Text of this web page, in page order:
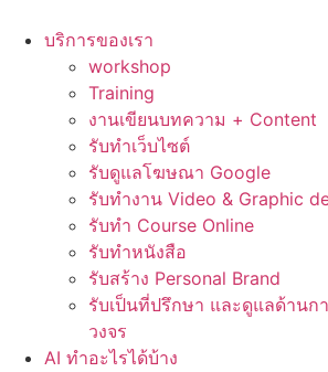
บริการของเรา
workshop
Training
งานเขียนบทความ + Content
รับทำเว็บไซต์
รับดูแลโฆษณา Google
รับทำงาน Video & Graphic
รับทำ Course Online
รับทำหนังสือ
รับสร้าง Personal Brand
รับเป็นที่ปรึกษา และดูแลด้านก
วงจร
AI ทำอะไรได้บ้าง